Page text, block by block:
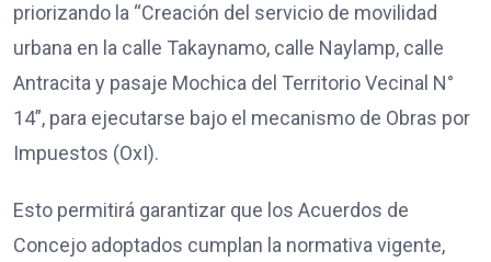
priorizando la “Creación del servicio de movilidad
urbana en la calle Takaynamo, calle Naylamp, calle
Antracita y pasaje Mochica del Territorio Vecinal N°
14”, para ejecutarse bajo el mecanismo de Obras por
Impuestos (OxI).
Esto permitirá garantizar que los Acuerdos de
Concejo adoptados cumplan la normativa vigente,